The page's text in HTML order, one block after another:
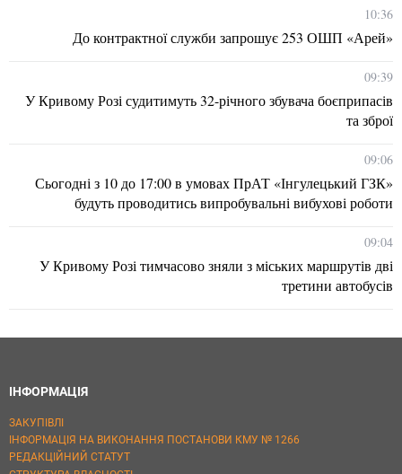
10:36
До контрактної служби запрошує 253 ОШП «Арей»
09:39
У Кривому Розі судитимуть 32-річного збувача боєприпасів
та зброї
09:06
Сьогодні з 10 до 17:00 в умовах ПрАТ «Інгулецький ГЗК»
будуть проводитись випробувальні вибухові роботи
09:04
У Кривому Розі тимчасово зняли з міських маршрутів дві
третини автобусів
ІНФОРМАЦІЯ
ЗАКУПІВЛІ
ІНФОРМАЦІЯ НА ВИКОНАННЯ ПОСТАНОВИ КМУ № 1266
РЕДАКЦІЙНИЙ СТАТУТ